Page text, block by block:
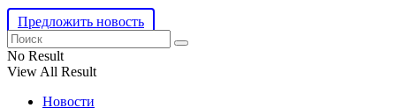
Предложить новость
No Result
View All Result
Новости